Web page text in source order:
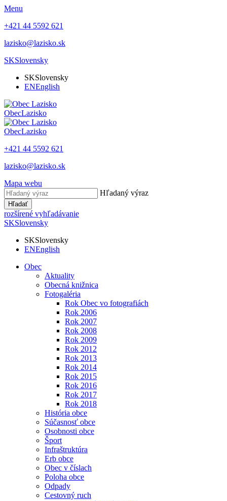
Menu
+421 44 5592 621
lazisko@lazisko.sk
SKSlovensky
SKSlovensky
ENEnglish
ObecLazisko
ObecLazisko
+421 44 5592 621
lazisko@lazisko.sk
Mapa webu
Hľadaný výraz
Hľadať
rozšírené vyhľadávanie
SKSlovensky
SKSlovensky
ENEnglish
Obec
Aktuality
Obecná knižnica
Fotogaléria
Rok Obec vo fotografiách
Rok 2006
Rok 2007
Rok 2008
Rok 2009
Rok 2012
Rok 2013
Rok 2014
Rok 2015
Rok 2016
Rok 2017
Rok 2018
História obce
Súčasnosť obce
Osobnosti obce
Šport
Infraštruktúra
Erb obce
Obec v číslach
Poloha obce
Odpady
Cestovný ruch